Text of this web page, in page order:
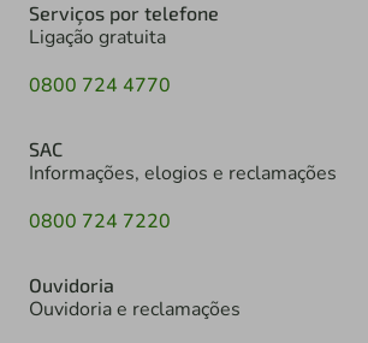
Serviços por telefone
Ligação gratuita
0800 724 4770
SAC
Informações, elogios e reclamações
0800 724 7220
Ouvidoria
Ouvidoria e reclamações